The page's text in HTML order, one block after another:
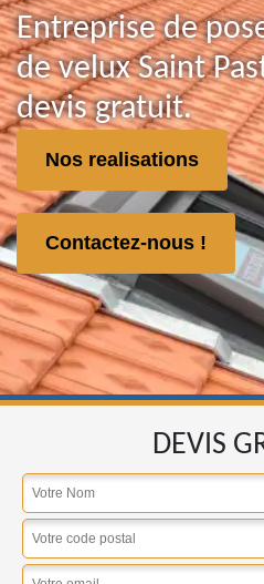
Entreprise de
de velux Saint
devis gratuit.
Nos realisations
Contactez-nous !
DEVIS